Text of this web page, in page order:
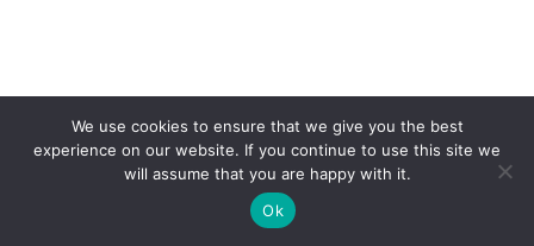
We use cookies to ensure that we give you the best
experience on our website. If you continue to use this site we
will assume that you are happy with it.
Ok